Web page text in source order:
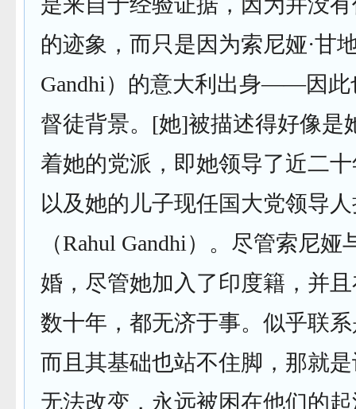
的迹象，而只是因为索尼娅·甘
Gandhi）的意大利出身——因此
督徒背景。[她]被描述得好像是
着她的党派，即她领导了近二
以及她的儿子现任国大党领导人
（Rahul Gandhi）。尽管索尼娅
婚，尽管她加入了印度籍，并
数十年，都无济于事。似乎联
而且其基础也站不住脚，那就
无法改变，永远被困在他们的